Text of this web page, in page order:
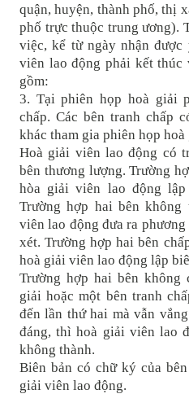
quận, huyện, thành phố, thị
phố trực thuộc trung ương).
việc, kể từ ngày nhận
viên lao động phải kết thúc
gồm:
3. Tại phiên họp hoà giải
chấp. Các bên tranh chấp
khác tham gia phiên họp hoà
Hoà giải viên lao động có
bên thương lượng. Trường
hòa giải viên lao động
Trường hợp hai bên không
viên lao động đưa ra
xét. Trường hợp hai bên
hoà giải viên lao động lập
Trường hợp hai bên không
giải hoặc một bên tranh
đến lần thứ hai mà vẫn
đáng, thì hoà giải viên lao
không thành.
Biên bản có chữ ký của
giải viên lao động.